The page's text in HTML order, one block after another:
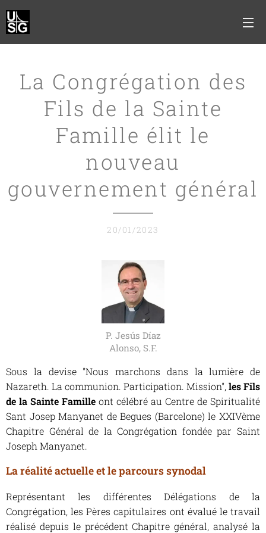
La Congrégation des
Fils de la Sainte
Famille élit le
nouveau
gouvernement général
20/01/2023
P. Jesús Díaz
Alonso, S.F.
Sous la devise "Nous marchons dans la lumière de
Nazareth. La communion. Participation. Mission", les Fils
de la Sainte Famille ont célébré au Centre de Spiritualité
Sant Josep Manyanet de Begues (Barcelone) le XXIVème
Chapitre Général de la Congrégation fondée par Saint
Joseph Manyanet.
La réalité actuelle et le parcours synodal
Représentant les différentes Délégations de la
Congrégation, les Pères capitulaires ont évalué le travail
réalisé depuis le précédent Chapitre général, analysé la